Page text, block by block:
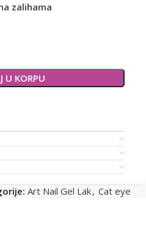
zalihama
U KORPU
Art Nail Gel Lak, Cat eye